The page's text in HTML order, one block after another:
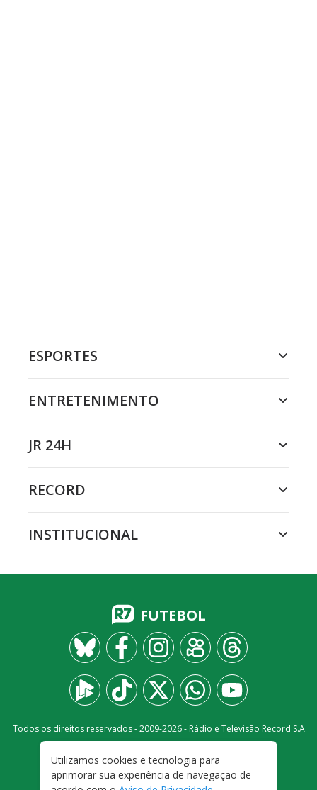
ESPORTES
ENTRETENIMENTO
JR 24H
RECORD
INSTITUCIONAL
FUTEBOL
Todos os direitos reservados - 2009-2026- Rádio e Televisão Record S.A
FALE CONOSCO
PRIVACIDADE
TERMOS E CONDIÇÕES DE USO
Utilizamos cookies e tecnologia para
aprimorar sua experiência de navegação de